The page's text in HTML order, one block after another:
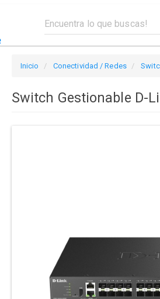
Inicio Conectividad / Redes
Switch Gestionable D-